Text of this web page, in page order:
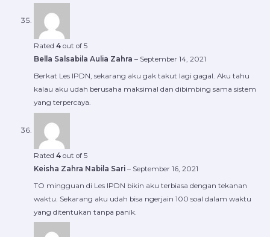
Rated 4out of 5
Bella Salsabila Aulia Zahra – September 14, 2021
Berkat Les IPDN, sekarang aku gak takut lagi gagal. Aku tahu
kalau aku udah berusaha maksimal dan dibimbing sama sistem
yang terpercaya.
Rated 4out of 5
Keisha Zahra Nabila Sari – September 16, 2021
TO mingguan di Les IPDN bikin aku terbiasa dengan tekanan
waktu. Sekarang aku udah bisa ngerjain 100 soal dalam waktu
yang ditentukan tanpa panik.